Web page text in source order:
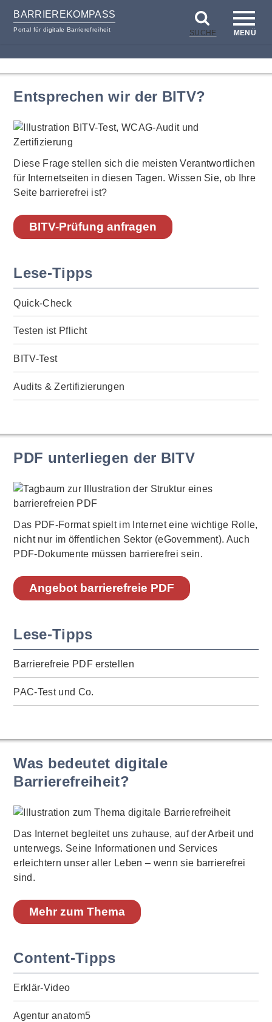
BARRIEREKOMPASS
Portal für digitale Barrierefreiheit SUCHE MENÜ
Entsprechen wir der BITV?
Diese Frage stellen sich die meisten Verantwortlichen
für Internetseiten in diesen Tagen. Wissen Sie, ob Ihre
Seite barrierefrei ist?
BITV-Prüfung anfragen
Lese-Tipps
Quick-Check
Testen ist Pflicht
BITV-Test
Audits & Zertifizierungen
PDF unterliegen der BITV
Das PDF-Format spielt im Internet eine wichtige Rolle,
nicht nur im öffentlichen Sektor (eGovernment). Auch
PDF-Dokumente müssen barrierefrei sein.
Angebot barrierefreie PDF
Lese-Tipps
Barrierefreie PDF erstellen
PAC-Test und Co.
Was bedeutet digitale
Barrierefreiheit?
Das Internet begleitet uns zuhause, auf der Arbeit und
unterwegs. Seine Informationen und Services
erleichtern unser aller Leben – wenn sie barrierefrei
sind.
Mehr zum Thema
Content-Tipps
Erklär-Video
Agentur anatom5